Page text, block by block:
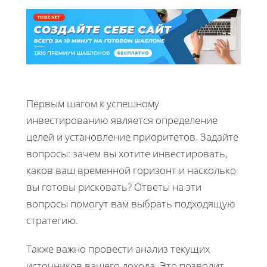
Первым шагом к успешному
инвестированию является определение
целей и установление приоритетов. Задайте
вопросы: зачем вы хотите инвестировать,
каков ваш временной горизонт и насколько
вы готовы рисковать? Ответы на эти
вопросы помогут вам выбрать подходящую
стратегию.
Также важно провести анализ текущих